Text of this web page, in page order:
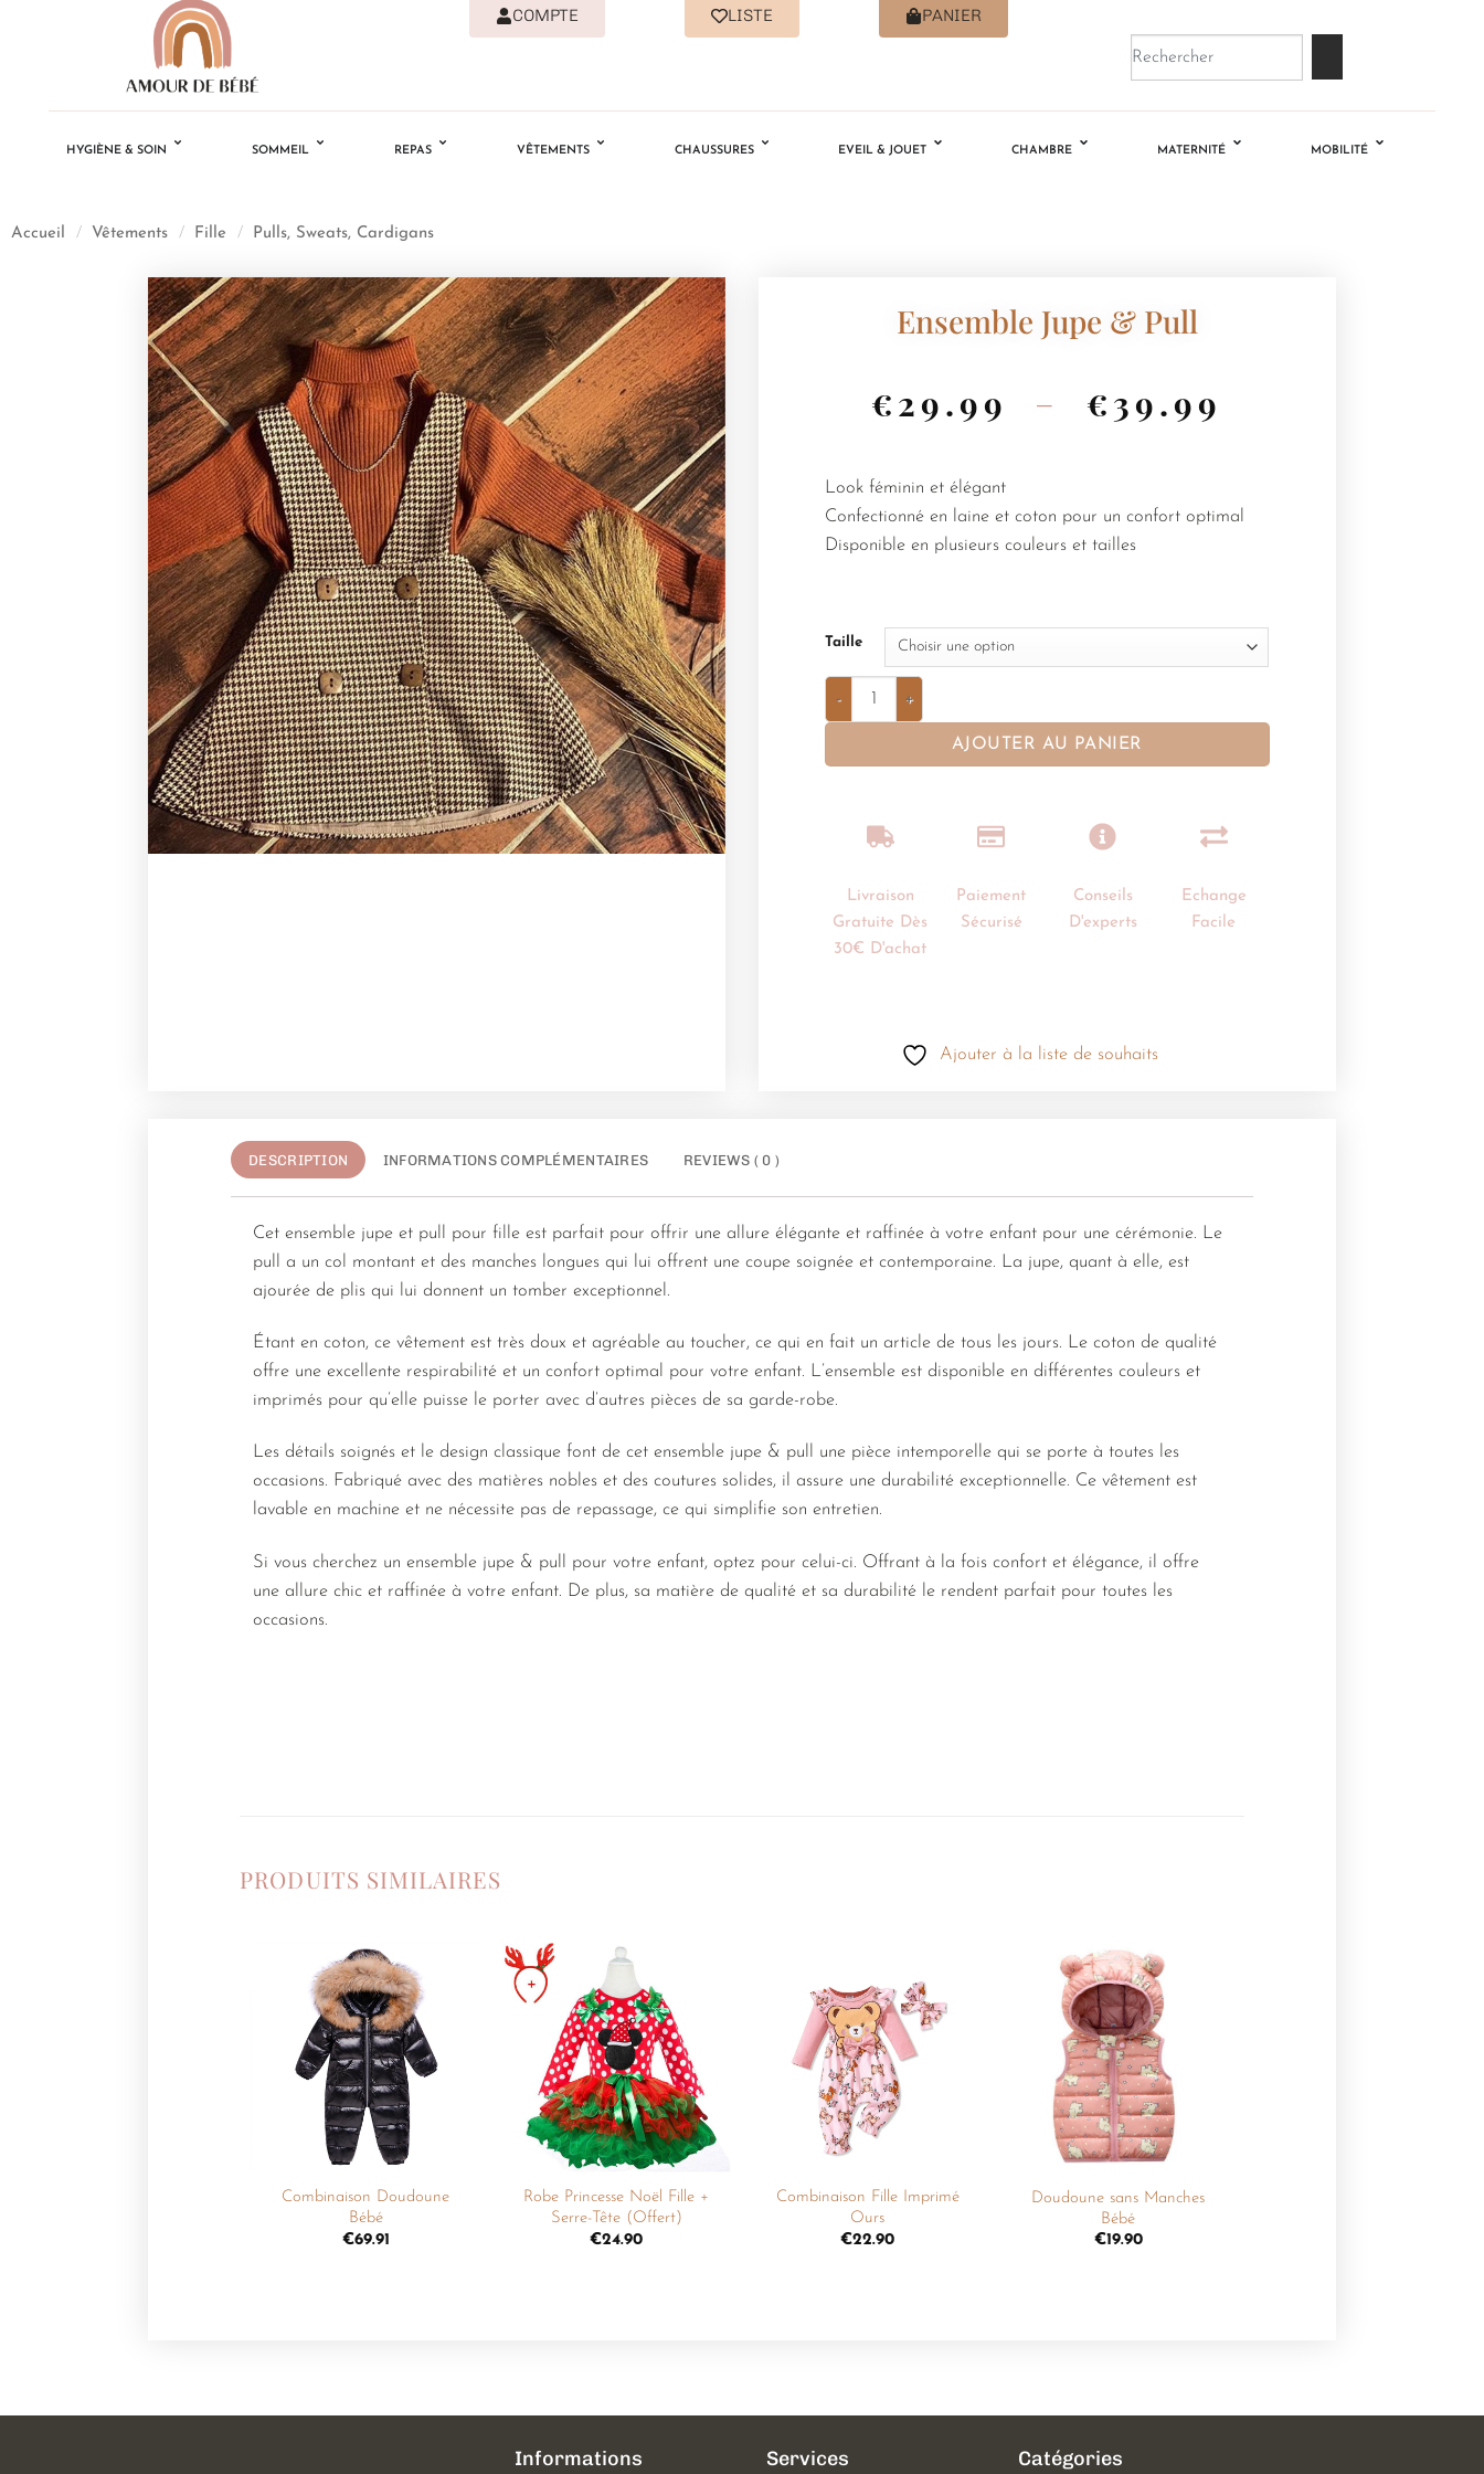
COMPTE LISTE PANIER
HYGIÈNE & SOIN SOMMEIL REPAS VÊTEMENTS CHAUSSURES EVEIL & JOUET CHAMBRE MATERNITÉ MOBILITÉ
Accueil / Vêtements / Fille / Pulls, Sweats, Cardigans
Ensemble Jupe & Pull
€29.99 – €39.99
Look féminin et élégant
Confectionné en laine et coton pour un confort optimal
Disponible en plusieurs couleurs et tailles
Taille
AJOUTER AU PANIER
Livraison
Gratuite Dès
30€ D'achat
Paiement
Sécurisé
Conseils
D'experts
Echange
Facile
Ajouter à la liste de souhaits
DESCRIPTION INFORMATIONS COMPLÉMENTAIRES REVIEWS ( 0 )
Cet ensemble jupe et pull pour fille est parfait pour offrir une allure élégante et raffinée à votre enfant pour une cérémonie. Le
pull a un col montant et des manches longues qui lui offrent une coupe soignée et contemporaine. La jupe, quant à elle, est
ajourée de plis qui lui donnent un tomber exceptionnel.
Étant en coton, ce vêtement est très doux et agréable au toucher, ce qui en fait un article de tous les jours. Le coton de qualité
offre une excellente respirabilité et un confort optimal pour votre enfant. L’ensemble est disponible en différentes couleurs et
imprimés pour qu’elle puisse le porter avec d’autres pièces de sa garde-robe.
Les détails soignés et le design classique font de cet ensemble jupe & pull une pièce intemporelle qui se porte à toutes les
occasions. Fabriqué avec des matières nobles et des coutures solides, il assure une durabilité exceptionnelle. Ce vêtement est
lavable en machine et ne nécessite pas de repassage, ce qui simplifie son entretien.
Si vous cherchez un ensemble jupe & pull pour votre enfant, optez pour celui-ci. Offrant à la fois confort et élégance, il offre
une allure chic et raffinée à votre enfant. De plus, sa matière de qualité et sa durabilité le rendent parfait pour toutes les
occasions.
PRODUITS SIMILAIRES
Ajouter
liste de
souhaits
Combinaison Doudoune
Bébé
€69.91
liste de
souhaits
Robe Princesse Noël Fille +
Serre-Tête (Offert)
€24.90
Ajouter
à la
Combinaison Fille Imprimé
Ours
€22.90
Doudoune sans Manches
Bébé
€19.90
Informations Services Catégories